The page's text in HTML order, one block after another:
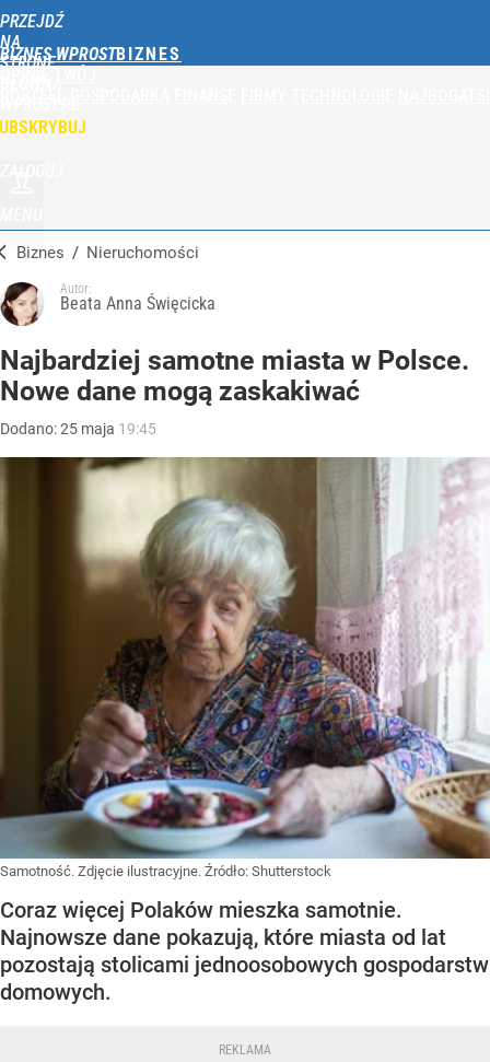
PRZEJDŹ
NA
STRONĘ
BIZNES WPROST
Biznes / Nieruchomości
Autor:
Beata Anna Święcicka
Najbardziej samotne miasta w Polsce.
Nowe dane mogą zaskakiwać
Dodano:25 maja 19:45
Samotność. Zdjęcie ilustracyjne. Źródło: Shutterstock
Coraz więcej Polaków mieszka samotnie.
Najnowsze dane pokazują, które miasta od lat
pozostają stolicami jednoosobowych gospodarstw
domowych.